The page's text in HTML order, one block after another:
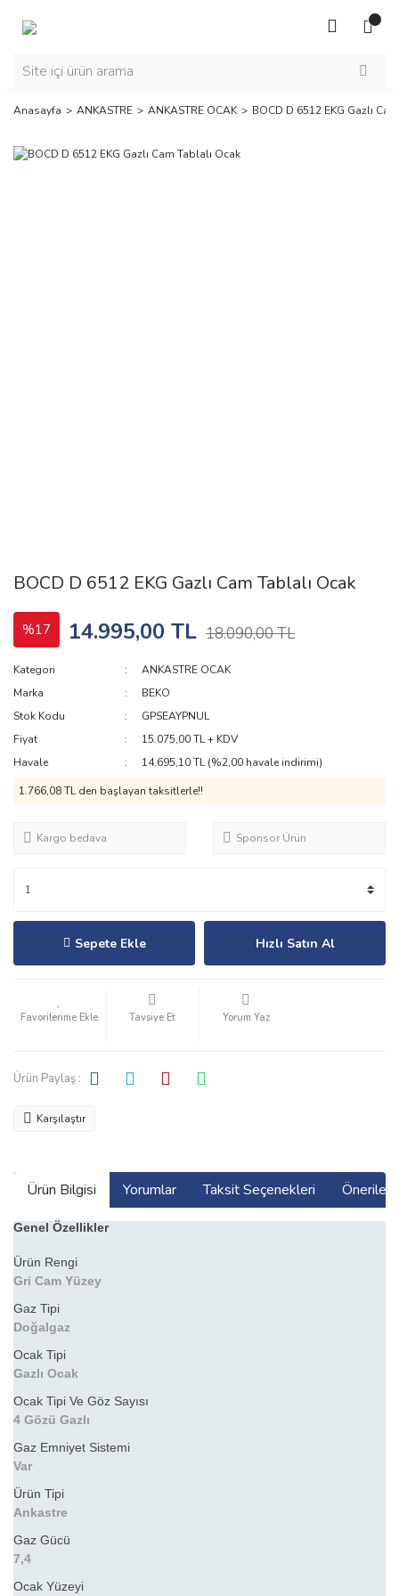
Anasayfa ANKASTRE ANKASTRE OCAK BOCD D 6512 EKG Gazlı
BOCD D 6512 EKG Gazlı Cam Tablalı Ocak
%17 14.995,00 TL 18.090,00 TL
Kategori
ANKASTRE OCAK
Marka
BEKO
Stok Kodu
GPSEAYPNUL
Fiyat
15.075,00 TL + KDV
Havale
14.695,10 TL (%2,00 havale indirimi)
1.766,08 TL den başlayan taksitlerle!!
Kargo bedava Sponsor Ürün
Sepete Ekle Hızlı Satın Al
Tavsiye Et Yorum Yaz
Ürün Paylaş :
Karşılaştır
Ürün Bilgisi Yorumlar Taksit Seçenekleri
Genel Özellikler
Ürün Rengi
Gri Cam Yüzey
Gaz Tipi
Doğalgaz
Ocak Tipi
Gazlı Ocak
Ocak Tipi Ve Göz Sayısı
4 Gözü Gazlı
Gaz Emniyet Sistemi
Var
Ürün Tipi
Ankastre
Gaz Gücü
7,4
Ocak Yüzeyi